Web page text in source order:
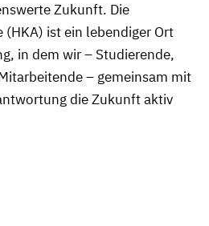
Zukunft. Die
ist ein lebendiger Ort
in dem wir – Studierende,
– gemeinsam mit
die Zukunft aktiv